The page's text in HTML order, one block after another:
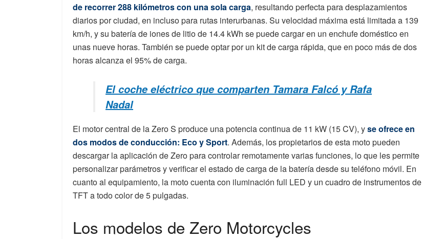
de recorrer 288 kilómetros con una sola carga, resultando perfecta para desplazamientos
diarios por ciudad, en incluso para rutas interurbanas. Su velocidad máxima está limitada a 139
km/h, y su batería de iones de litio de 14.4 kWh se puede cargar en un enchufe doméstico en
unas nueve horas. También se puede optar por un kit de carga rápida, que en poco más de dos
horas alcanza el 95% de carga.
El coche eléctrico que comparten Tamara Falcó y Rafa
Nadal
El motor central de la Zero S produce una potencia continua de 11 kW (15 CV), yse ofrece en
dos modos de conducción: Eco y Sport. Además, los propietarios de esta moto pueden
descargar la aplicación de Zero para controlar remotamente varias funciones, lo que les permite
personalizar parámetros y verificar el estado de carga de la batería desde su teléfono móvil. En
cuanto al equipamiento, la moto cuenta con iluminación full LED y un cuadro de instrumentos de
TFT a todo color de 5 pulgadas.
Los modelos de Zero Motorcycles